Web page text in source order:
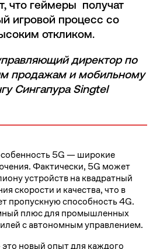
что геймеры получат
игровой процесс со
откликом.
директор по
продажам и мобильному
Сингапура Singtel
5G — широкие
Фактически, 5G может
устройств на квадратный
скорости и качества, что в
пропускную способность 4G.
плюс для промышленных
с автономным управлением.
новый опыт для каждого